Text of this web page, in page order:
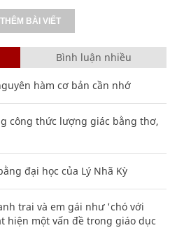
BÀI VIẾT
Bình luận nhiều
hàm cơ bản cần nhớ
công thức lượng giác bằng thơ,
đại học của Lý Nhã Kỳ
trai và em gái như 'chó với
hiện một vấn đề trong giáo dục